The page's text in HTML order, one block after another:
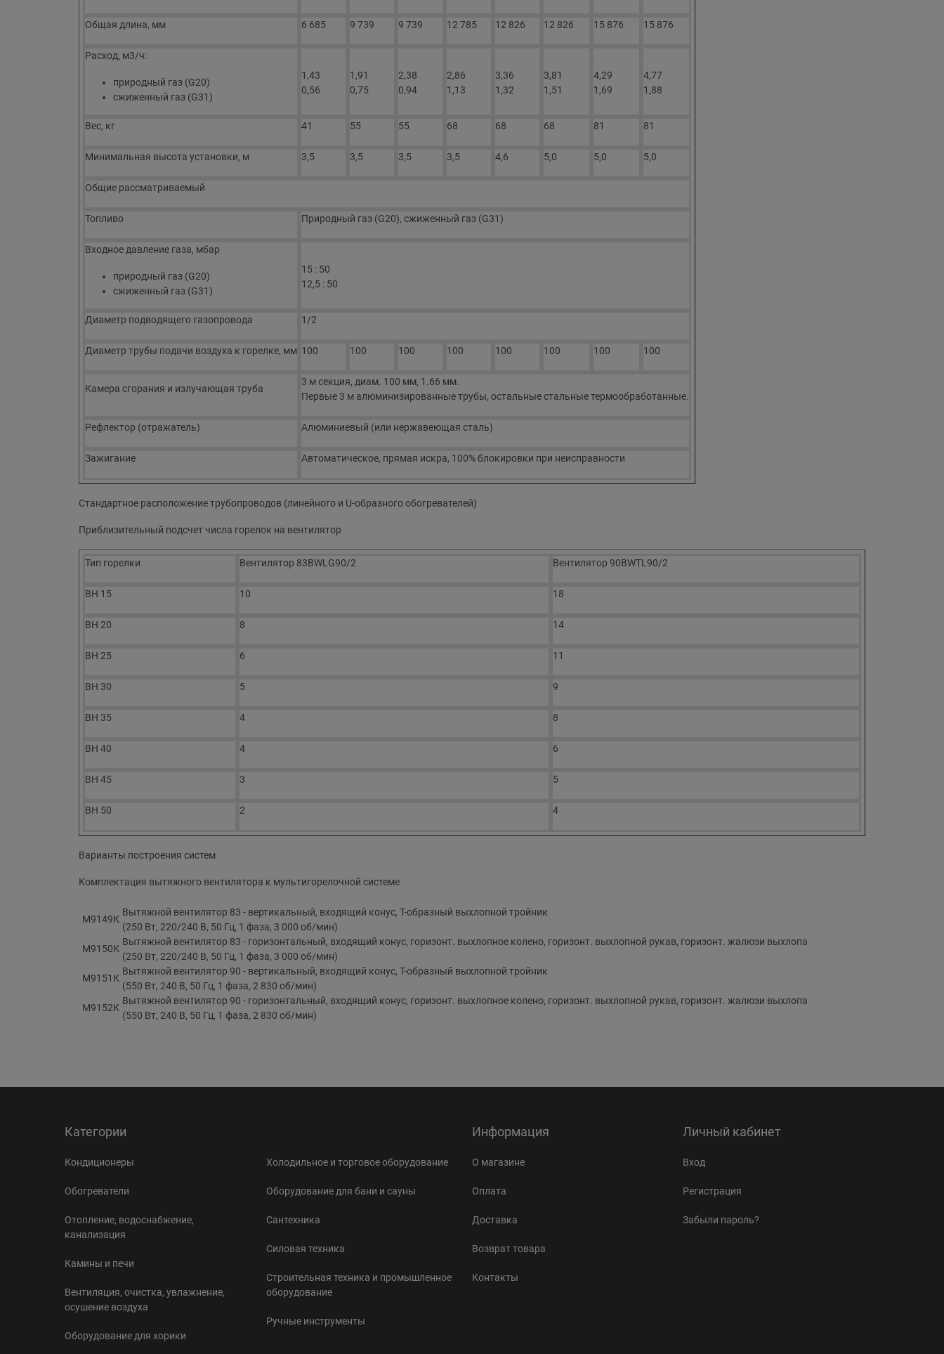
Общая длина, мм 6 685 9 739 9 739 12 785 12 826 12 826 15 876 15 876
Расход, м3/ч:
природный газ (G20)
сжиженный газ (G31)
1,43
0,56
1,91
0,75
2,38
0,94
2,86
1,13
3,36
1,32
3,81
1,51
4,29
1,69
4,77
1,88
Вес, кг 41 55 55 68 68 68 81 81
Минимальная высота установки, м 3,5 3,5 3,5 3,5 4,6 5,0 5,0 5,0
Общие рассматриваемый
Топливо Природный газ (G20), сжиженный газ (G31)
Входное давление газа, мбар
природный газ (G20)
сжиженный газ (G31)
15 : 50
12,5 : 50
Диаметр подводящего газопровода 1/2
Диаметр трубы подачи воздуха к горелке, мм 100 100 100 100 100 100 100 100
Камера сгорания и излучающая труба
3 м секция, диам. 100 мм, 1.66 мм.
Первые 3 м алюминизированные трубы, остальные стальные термообработанные.
Рефлектор (отражатель) Алюминиевый (или нержавеющая сталь)
Зажигание Автоматическое, прямая искра, 100% блокировки при неисправности
Стандартное расположение трубопроводов (линейного и U-образного обогревателей)
Приблизительный подсчет числа горелок на вентилятор
Тип горелки Вентилятор 83BWLG90/2 Вентилятор 90BWTL90/2
BH 15 10 18
BH 20 8 14
BH 25 6 11
BH 30 5 9
BH 35 4 8
BH 40 4 6
BH 45 3 5
BH 50 2 4
Варианты построения систем
Комплектация вытяжного вентилятора к мультигорелочной системе
М9149К
Вытяжной вентилятор 83 - вертикальный, входящий конус, Т-образный выхлопной тройник
(250 Вт, 220/240 В, 50 Гц, 1 фаза, 3 000 об/мин)
М9150К
Вытяжной вентилятор 83 - горизонтальный, входящий конус, горизонт. выхлопное колено, горизонт. выхлопной рукав, горизонт. жалюзи выхлопа
(250 Вт, 220/240 В, 50 Гц, 1 фаза, 3 000 об/мин)
М9151К
Вытяжной вентилятор 90 - вертикальный, входящий конус, Т-образный выхлопной тройник
(550 Вт, 240 В, 50 Гц, 1 фаза, 2 830 об/мин)
М9152К
Вытяжной вентилятор 90 - горизонтальный, входящий конус, горизонт. выхлопное колено, горизонт. выхлопной рукав, горизонт. жалюзи выхлопа
(550 Вт, 240 В, 50 Гц, 1 фаза, 2 830 об/мин)
Категории
Кондиционеры
Обогреватели
Отопление, водоснабжение,
канализация
Камины и печи
Вентиляция, очистка, увлажнение,
осушение воздуха
Оборудование для хорики
Холодильное и торговое оборудование
Оборудование для бани и сауны
Сантехника
Силовая техника
Строительная техника и промышленное
оборудование
Ручные инструменты
Информация
О магазине
Оплата
Доставка
Возврат товара
Контакты
Личный кабинет
Вход
Регистрация
Забыли пароль?